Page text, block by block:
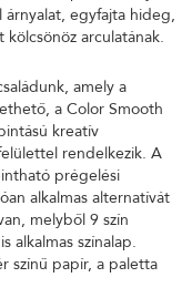
árnyalat, egyfajta hideg,
kölcsönöz arculatának.
amely a
a Color Smooth
kreatív
rendelkezik. A
prégelési
alkalmas alternatívát
melyből 9 szín
alkalmas színalap.
színű papír, a paletta